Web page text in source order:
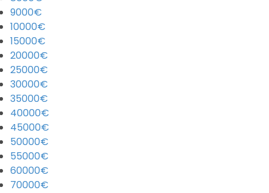
9000€
10000€
15000€
20000€
25000€
30000€
35000€
40000€
45000€
50000€
55000€
60000€
70000€